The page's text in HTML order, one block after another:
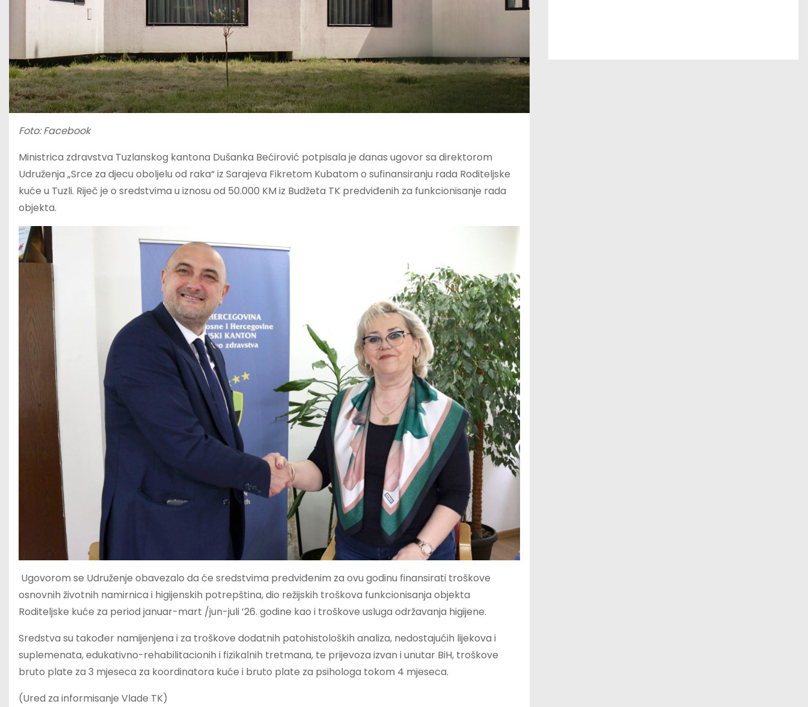
Foto: Facebook
Ministrica zdravstva Tuzlanskog kantona Dušanka Bećirović potpisala je danas ugovor sa direktorom
Udruženja „Srce za djecu oboljelu od raka“ iz Sarajeva Fikretom Kubatom o sufinansiranju rada Roditeljske
kuće u Tuzli. Riječ je o sredstvima u iznosu od 50.000 KM iz Budžeta TK predviđenih za funkcionisanje rada
objekta.
Ugovorom se Udruženje obavezalo da će sredstvima predviđenim za ovu godinu finansirati troškove
osnovnih životnih namirnica i higijenskih potrepština, dio režijskih troškova funkcionisanja objekta
Roditeljske kuće za period januar-mart /jun-juli ’26. godine kao i troškove usluga održavanja higijene.
Sredstva su također namijenjena i za troškove dodatnih patohistoloških analiza, nedostajućih lijekova i
suplemenata, edukativno-rehabilitacionih i fizikalnih tretmana, te prijevoza izvan i unutar BiH, troškove
bruto plate za 3 mjeseca za koordinatora kuće i bruto plate za psihologa tokom 4 mjeseca.
(Ured za informisanje Vlade TK)